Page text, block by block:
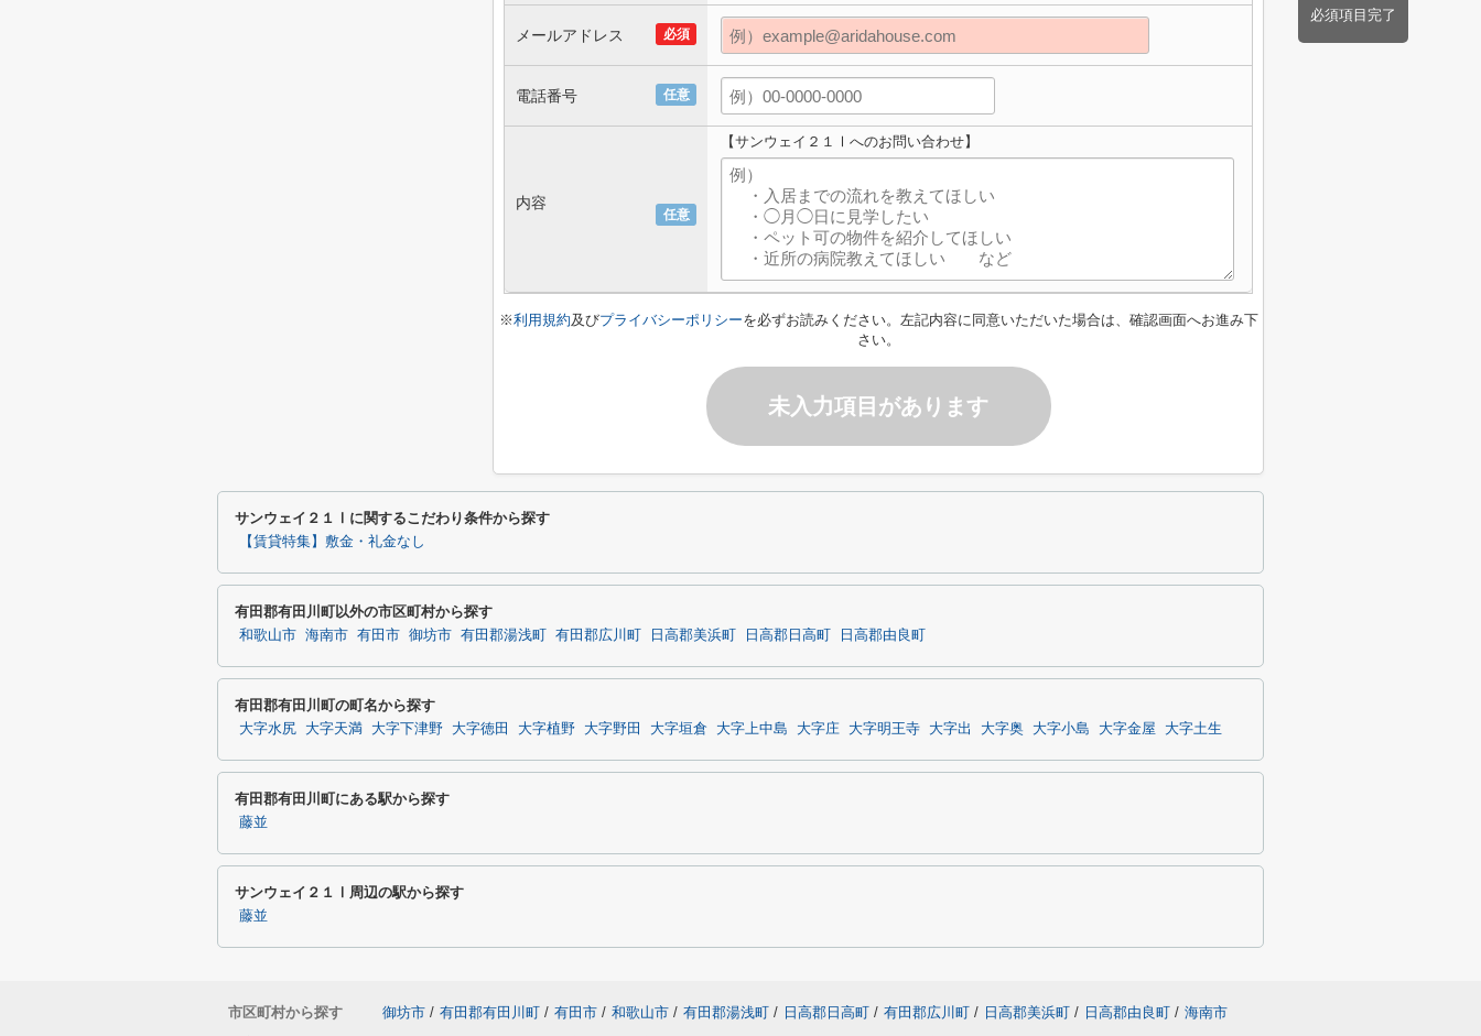
必須項目完了
必須
メールアドレス
任意
電話番号
任意
内容
【サンウェイ２１Ⅰへのお問い合わせ】
※利用規約及びプライバシーポリシーを必ずお読みください。左記内容に同意いただいた場合は、確認画面へお進み下
さい。
未入力項目があります
サンウェイ２１Ⅰに関するこだわり条件から探す
【賃貸特集】敷金・礼金なし
有田郡有田川町以外の市区町村から探す
和歌山市 海南市 有田市 御坊市 有田郡湯浅町 有田郡広川町 日高郡美浜町 日高郡日高町 日高郡由良町
有田郡有田川町の町名から探す
大字水尻 大字天満 大字下津野 大字徳田 大字植野 大字野田 大字垣倉 大字上中島 大字庄 大字明王寺 大字出 大字奥 大字小島 大字金屋 大字土生
有田郡有田川町にある駅から探す
藤並
サンウェイ２１Ⅰ周辺の駅から探す
藤並
市区町村から探す 御坊市 / 有田郡有田川町 / 有田市 / 和歌山市 / 有田郡湯浅町 / 日高郡日高町 / 有田郡広川町 / 日高郡美浜町 / 日高郡由良町 / 海南市